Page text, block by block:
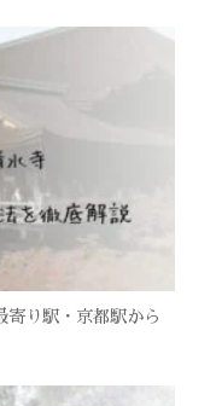
寄り駅・京都駅から